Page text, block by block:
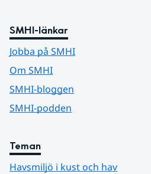
SMHI-länkar
Jobba på SMHI
Om SMHI
SMHI-bloggen
SMHI-podden
Teman
Havsmiljö i kust och hav